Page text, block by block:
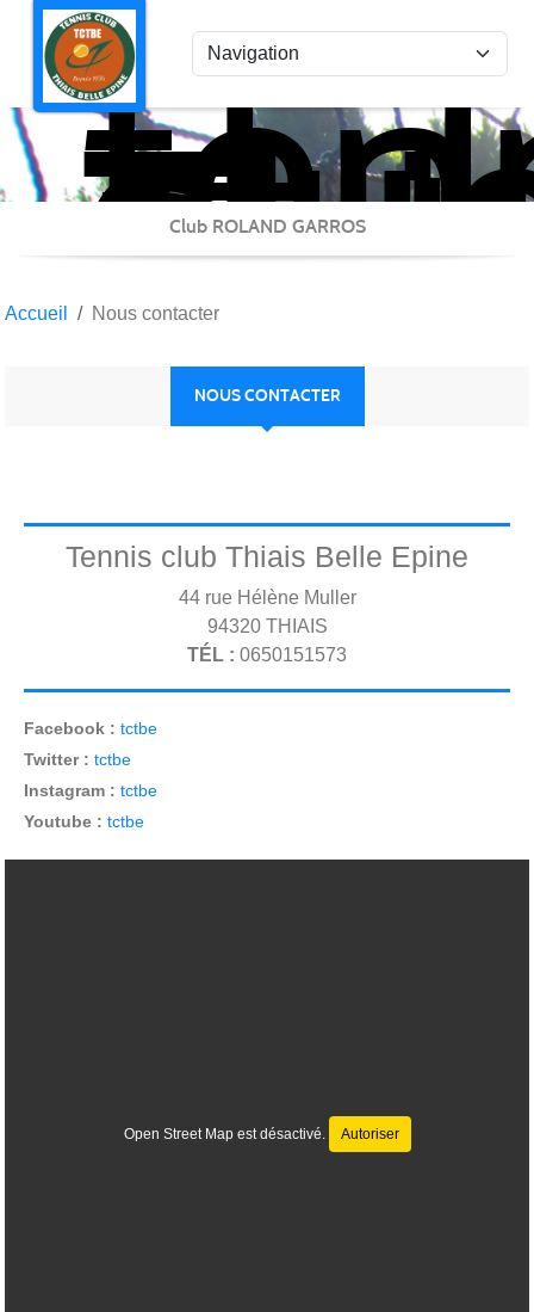
Club ROLAND GARROS
Accueil Nous contacter
NOUS CONTACTER
Tennis club Thiais Belle Epine
44 rue Hélène Muller
94320 THIAIS
TÉL : 0650151573
Facebook : tctbe
Twitter : tctbe
Instagram : tctbe
Youtube : tctbe
Open Street Map est désactivé. Autoriser
Panneau de gestion des cookies